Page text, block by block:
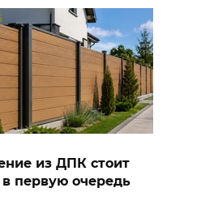
из ДПК стоит
в первую очередь